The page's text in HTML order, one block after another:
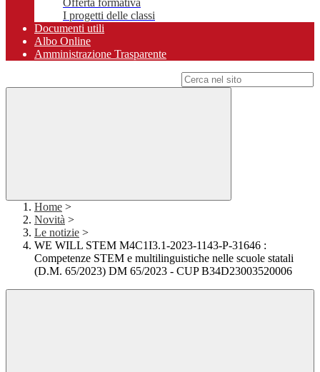
Offerta formativa
I progetti delle classi
Documenti utili
Albo Online
Amministrazione Trasparente
Home >
Novità >
Le notizie >
WE WILL STEM M4C1I3.1-2023-1143-P-31646 :
Competenze STEM e multilinguistiche nelle scuole statali
(D.M. 65/2023) DM 65/2023 - CUP B34D23003520006